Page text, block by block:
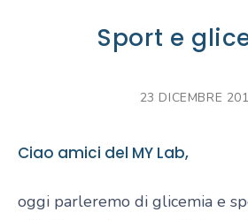
Sport e
23 DICEMBRE
Ciao amici del MY Lab,
oggi parleremo di glicemia e